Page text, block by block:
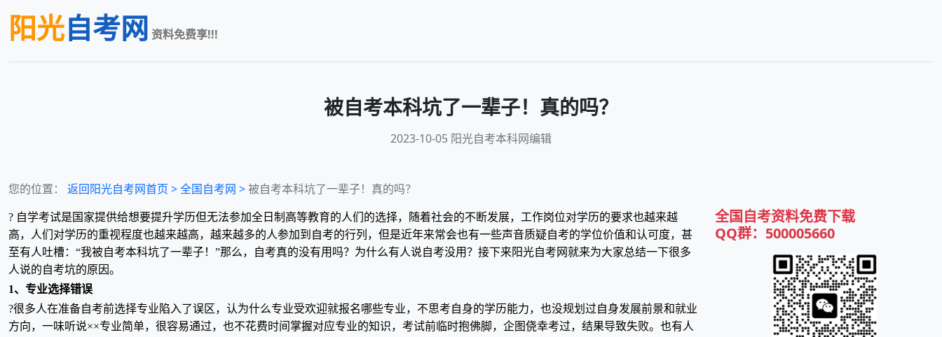
阳光自考网 资料免费享!!!
被自考本科坑了一辈子！真的吗？
2023-10-05 阳光自考本科网编辑
您的位置： 返回阳光自考网首页 >全国自考网 >被自考本科坑了一辈子！真的吗？
? 自学考试是国家提供给想要提升学历但无法参加全日制高等教育的人们的选择，随着社会的不断发展，工作岗位对学历的要求也越来越
高，人们对学历的重视程度也越来越高，越来越多的人参加到自考的行列，但是近年来常会也有一些声音质疑自考的学位价值和认可度，甚
至有人吐槽：“我被自考本科坑了一辈子！”那么，自考真的没有用吗？为什么有人说自考没用？接下来阳光自考网就来为大家总结一下很多
人说的自考坑的原因。
1、专业选择错误
?很多人在准备自考前选择专业陷入了误区，认为什么专业受欢迎就报名哪些专业，不思考自身的学历能力，也没规划过自身发展前景和就业
方向，一味听说××专业简单，很容易通过，也不花费时间掌握对应专业的知识，考试前临时抱佛脚，企图侥幸考过，结果导致失败。也有人
全国 自考资料免费下载
QQ群：500005660